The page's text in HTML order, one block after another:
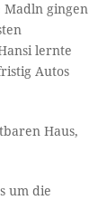
gingen
lernte
Autos
Haus,
um die